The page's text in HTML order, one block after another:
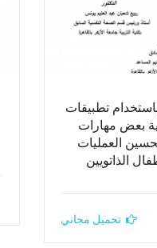
تطبيقات
بعض مهارات
العمليات
الذاتويين
تحميل مجاني